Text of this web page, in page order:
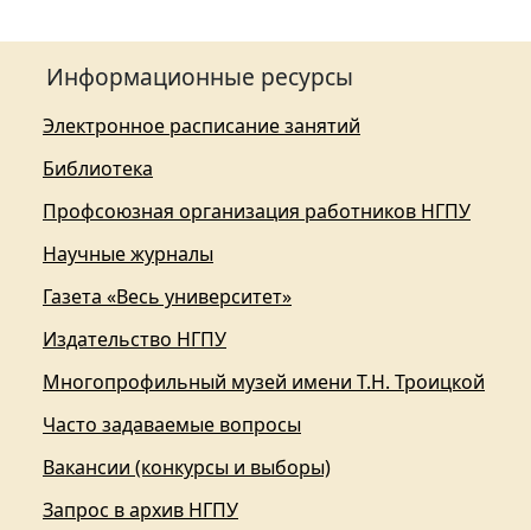
Информационные ресурсы
Электронное расписание занятий
Библиотека
Профсоюзная организация работников НГПУ
Научные журналы
Газета «Весь университет»
Издательство НГПУ
Многопрофильный музей имени Т.Н. Троицкой
Часто задаваемые вопросы
Вакансии (конкурсы и выборы)
Запрос в архив НГПУ